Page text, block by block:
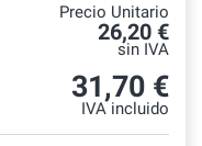
Precio Unitario
26,20 €
sin IVA
31,70 €
IVA incluido